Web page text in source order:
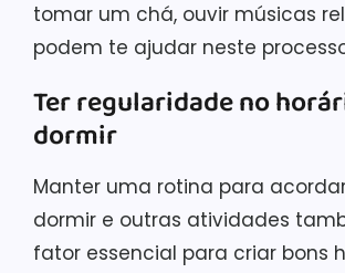
tomar um chá, ouvir músicas
podem te ajudar neste
Ter regularidade no
dormir
Manter uma rotina para
dormir e outras atividades
fator essencial para criar bons